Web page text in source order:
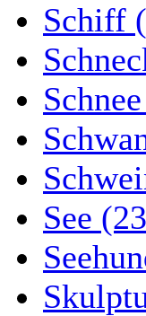
Schiff
See